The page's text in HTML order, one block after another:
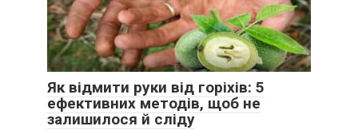
Як відмити руки від горіхів: 5
ефективних методів, щоб не
залишилося й сліду